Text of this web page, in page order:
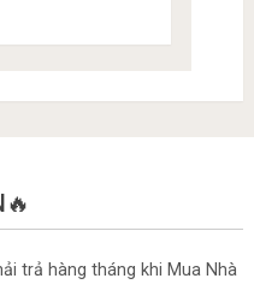
trả hàng tháng khi Mua Nhà